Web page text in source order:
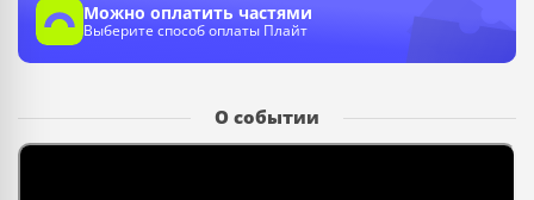
Можно оплатить частями
Выберите способ оплаты Плайт
О событии